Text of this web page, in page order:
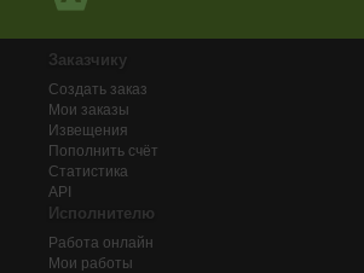
Заказчику
Создать заказ
Мои заказы
Извещения
Пополнить счёт
Статистика
API
Исполнителю
Работа онлайн
Мои работы